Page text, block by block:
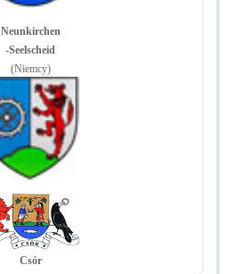
Neunkirchen
-Seelscheid
(Niemcy)
Csór